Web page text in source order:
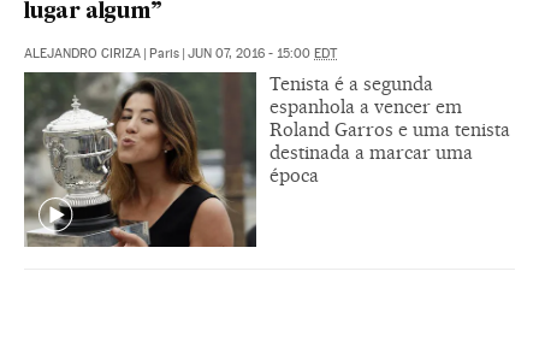
lugar algum”
ALEJANDRO CIRIZA | Paris | JUN 07, 2016 - 15:00 EDT
Tenista é a segunda
espanhola a vencer em
Roland Garros e uma tenista
destinada a marcar uma
época